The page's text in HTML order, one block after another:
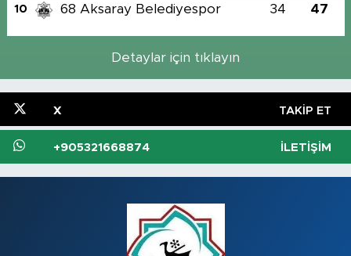
10 68 Aksaray Belediyespor 34 47
Detaylar için tıklayın
X TAKIP ET
+905321668874 İLETIŞIM